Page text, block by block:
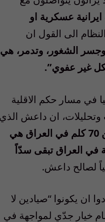
عسكرية او
الى القول ان
الشغور، وتدمر، هي
غير عفوي”.
في مسار حكم الاقلية
وتحليلات، ان داعش الذي
كن 70 كلم في العراق هي
الشيعية في العراق تبقى سدّاً
لصالح داعش.
ان يكونوا “صيادين لا
خيار جدّي لمواجهة في